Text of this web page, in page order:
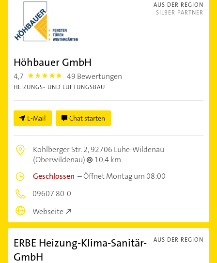
AUS DER REGION
SILBER PARTNER
Höhbauer GmbH
4,7 4.7000003 49 Bewertungen
HEIZUNGS- UND LÜFTUNGSBAU
E-Mail Chat starten
Kohlberger Str. 2,92706 Luhe-Wildenau
(Oberwildenau)
10,4 km
Geschlossen –Öffnet Montag um 08:00
09607 80-0
Webseite
AUS DER REGION
ERBE Heizung-Klima-Sanitär-
GmbH